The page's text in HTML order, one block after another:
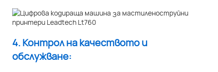
4. Контрол на качеството и
обслужване: